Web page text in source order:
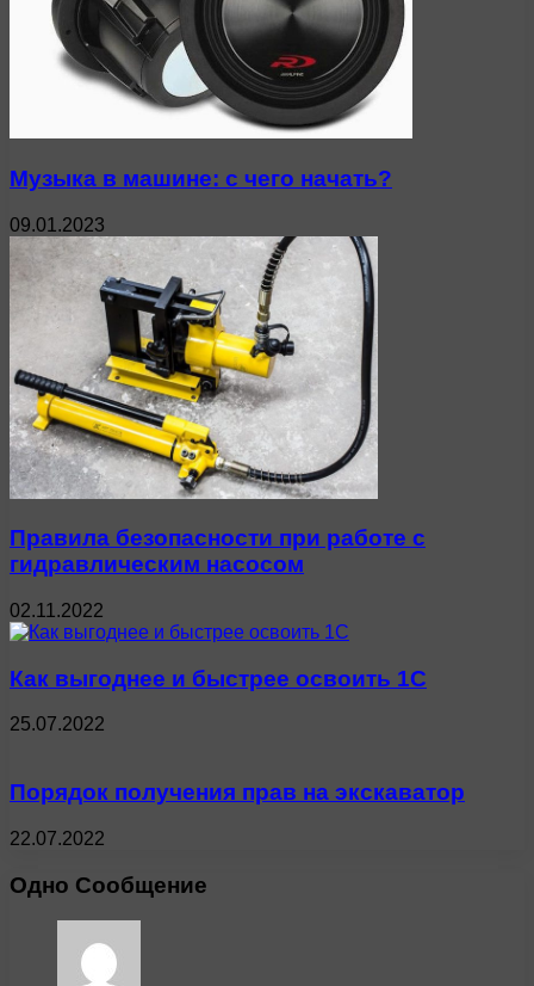
Музыка в машине: с чего начать?
09.01.2023
Правила безопасности при работе с
гидравлическим насосом
02.11.2022
Как выгоднее и быстрее освоить 1С
25.07.2022
Порядок получения прав на экскаватор
22.07.2022
Одно Сообщение